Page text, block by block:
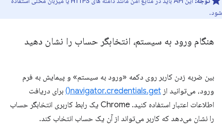
شود.
هنگام ورود به سیستم، انتخابگر حساب را نشان دهید
بین ضربه زدن کاربر روی دکمه «ورود به سیستم» و پیمایش به فرم
ورود، می‌توانید از navigator.credentials.get()
برای دریافت
اطلاعات اعتبار استفاده کنید. Chrome یک رابط کاربری انتخابگر حساب
را نشان می‌دهد که کاربر می‌تواند از آن یک حساب انتخاب کند.